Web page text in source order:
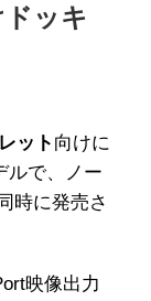
ッキ
ット 向けに
ルで、ノー
時に発売さ
映像出力